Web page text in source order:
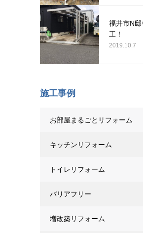
福井市N
工！
2019.10.7
施工事例
お部屋まるごとリフォーム
キッチンリフォーム
トイレリフォーム
バリアフリー
増改築リフォーム